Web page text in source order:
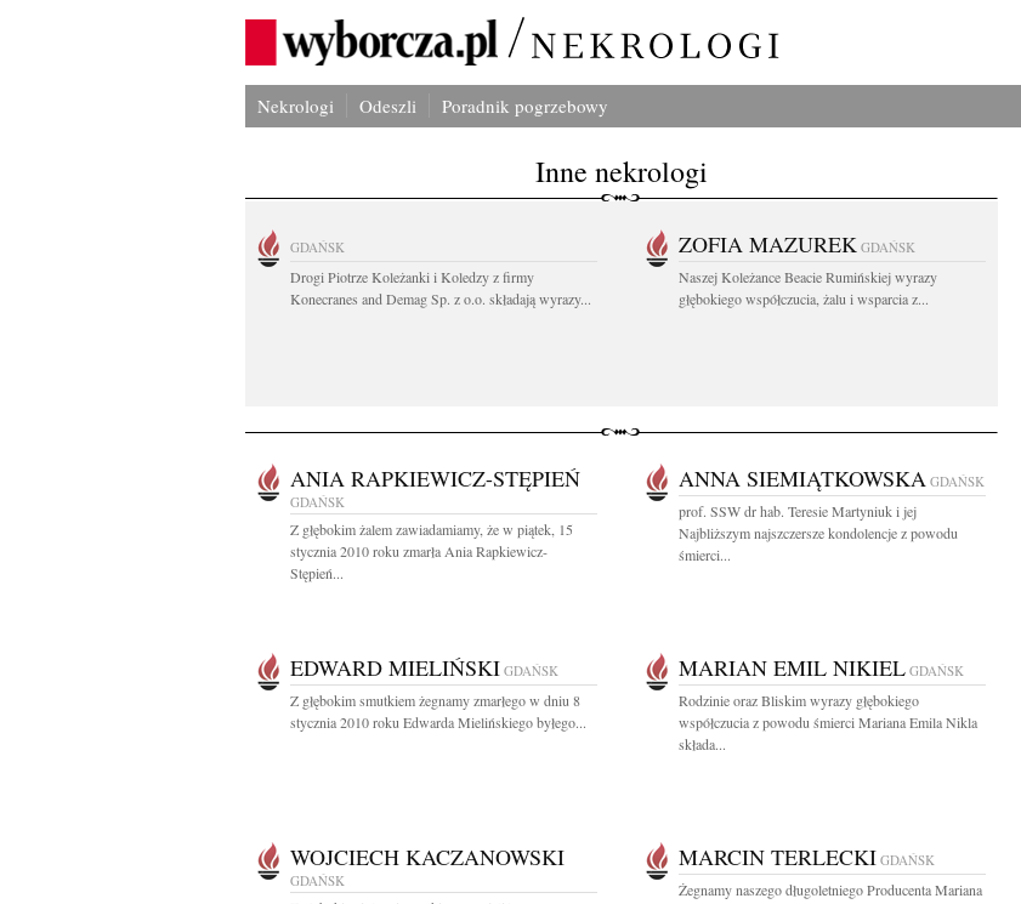
Nekrologi Odeszli Poradnik pogrzebowy
Inne nekrologi
GDAŃSK
Drogi Piotrze Koleżanki i Koledzy z firmy
Konecranes and Demag Sp. z o.o. składają wyrazy...
ZOFIA MAZUREK GDAŃSK
Naszej Koleżance Beacie Rumińskiej wyrazy
głębokiego współczucia, żalu i wsparcia z...
ANIA RAPKIEWICZ-STĘPIEŃ
GDAŃSK
Z głębokim żalem zawiadamiamy, że w piątek, 15
stycznia 2010 roku zmarła Ania Rapkiewicz-
Stępień...
ANNA SIEMIĄTKOWSKA GDAŃSK
prof. SSW dr hab. Teresie Martyniuk i jej
Najbliższym najszczersze kondolencje z powodu
śmierci...
EDWARD MIELIŃSKI GDAŃSK
Z głębokim smutkiem żegnamy zmarłego w dniu 8
stycznia 2010 roku Edwarda Mielińskiego byłego...
MARIAN EMIL NIKIEL GDAŃSK
Rodzinie oraz Bliskim wyrazy głębokiego
współczucia z powodu śmierci Mariana Emila Nikla
składa...
WOJCIECH KACZANOWSKI
GDAŃSK
MARCIN TERLECKI GDAŃSK
Żegnamy naszego długoletniego Producenta Mariana